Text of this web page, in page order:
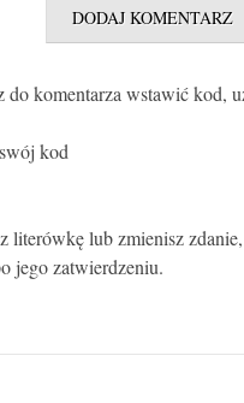
do komentarza wstawić kod,
kod
literówkę lub zmienisz
jego zatwierdzeniu.